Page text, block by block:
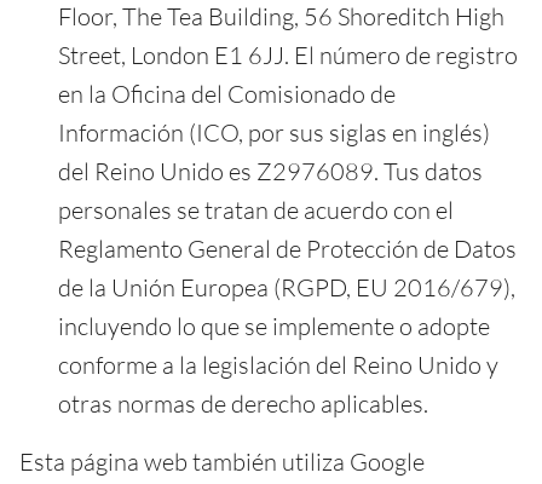
Floor, The Tea Building, 56 Shoreditch High
Street, London E1 6JJ. El número de registro
en la Oficina del Comisionado de
Información (ICO, por sus siglas en inglés)
del Reino Unido es Z2976089. Tus datos
personales se tratan de acuerdo con el
Reglamento General de Protección de Datos
de la Unión Europea (RGPD, EU 2016/679),
incluyendo lo que se implemente o adopte
conforme a la legislación del Reino Unido y
otras normas de derecho aplicables.
Esta página web también utiliza Google